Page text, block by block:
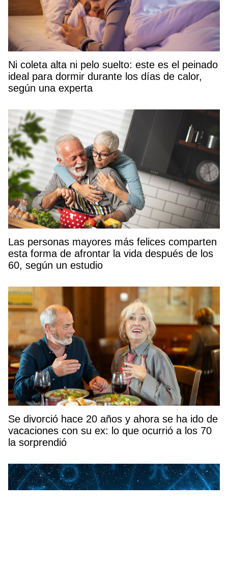
Ni coleta alta ni pelo suelto: este es el peinado
ideal para dormir durante los días de calor,
según una experta
Las personas mayores más felices comparten
esta forma de afrontar la vida después de los
60, según un estudio
Se divorció hace 20 años y ahora se ha ido de
vacaciones con su ex: lo que ocurrió a los 70
la sorprendió